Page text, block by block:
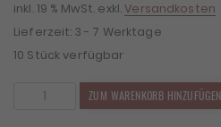
inkl. 19 % MwSt. exkl.Versandkosten
Lieferzeit: 3 - 7 Werktage
10 Stück verfügbar
ZUM WARENKORB HINZUFÜGEN